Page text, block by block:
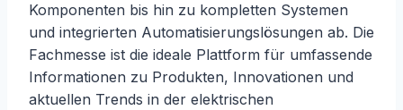
Komponenten bis hin zu kompletten Systemen
und integrierten Automatisierungslösungen ab. Die
Fachmesse ist die ideale Plattform für umfassende
Informationen zu Produkten, Innovationen und
aktuellen Trends in der elektrischen